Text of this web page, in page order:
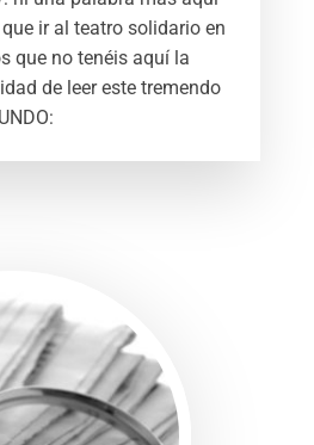
ir al teatro solidario en
que no tenéis aquí la
de leer este tremendo